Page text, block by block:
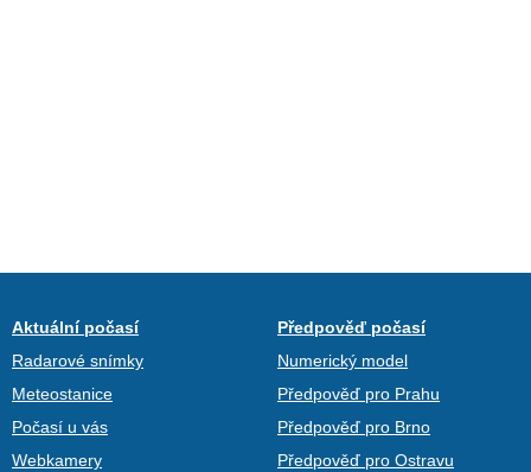
Aktuální počasí
Radarové snímky
Meteostanice
Počasí u vás
Webkamery
Předpověď počasí
Numerický model
Předpověď pro Prahu
Předpověď pro Brno
Předpověď pro Ostravu